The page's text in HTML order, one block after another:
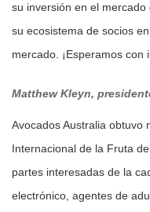
su inversión en el
su ecosistema de socios
mercado. ¡Esperamos
Matthew Kleyn, p
Avocados Australia obtuvo
Internacional de la Fruta
partes interesadas de la
electrónico, agentes de